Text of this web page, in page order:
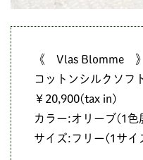
《 Vlas Blomme 》
コットンシルクソフ
￥20,900(tax in)
カラー:オリーブ(1色
サイズ:フリー(1サイ